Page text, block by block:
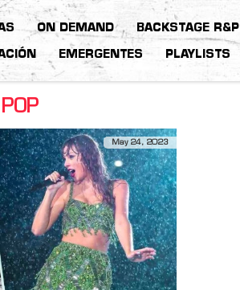
ON DEMAND BACKSTAGE R&P
EMERGENTES PLAYLISTS
May 24, 2023